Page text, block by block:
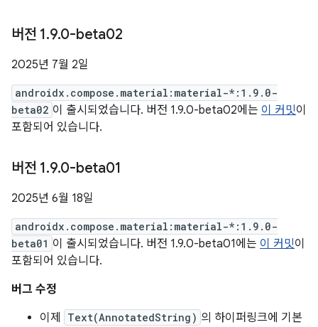
버전 1.9.0-beta02
2025년 7월 2일
androidx.compose.material:material-*:1.9.0-
beta02 이 출시되었습니다. 버전 1.9.0-beta02에는 이 커밋이
포함되어 있습니다.
버전 1.9.0-beta01
2025년 6월 18일
androidx.compose.material:material-*:1.9.0-
beta01 이 출시되었습니다. 버전 1.9.0-beta01에는 이 커밋이
포함되어 있습니다.
버그 수정
이제
Text(AnnotatedString) 의 하이퍼링크에 기본